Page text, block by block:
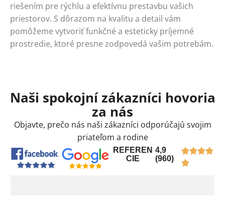
riešením pre rýchlu a efektívnu prestavbu vašich
priestorov. S dôrazom na kvalitu a detail vám
pomôžeme vytvoriť funkčné a esteticky príjemné
prostredie, ktoré presne zodpovedá vašim potrebám.
Naši spokojní zákazníci hovoria
za nás
Objavte, prečo nás naši zákazníci odporúčajú svojim
priateľom a rodine
REFEREN
CIE
4,9
(960)